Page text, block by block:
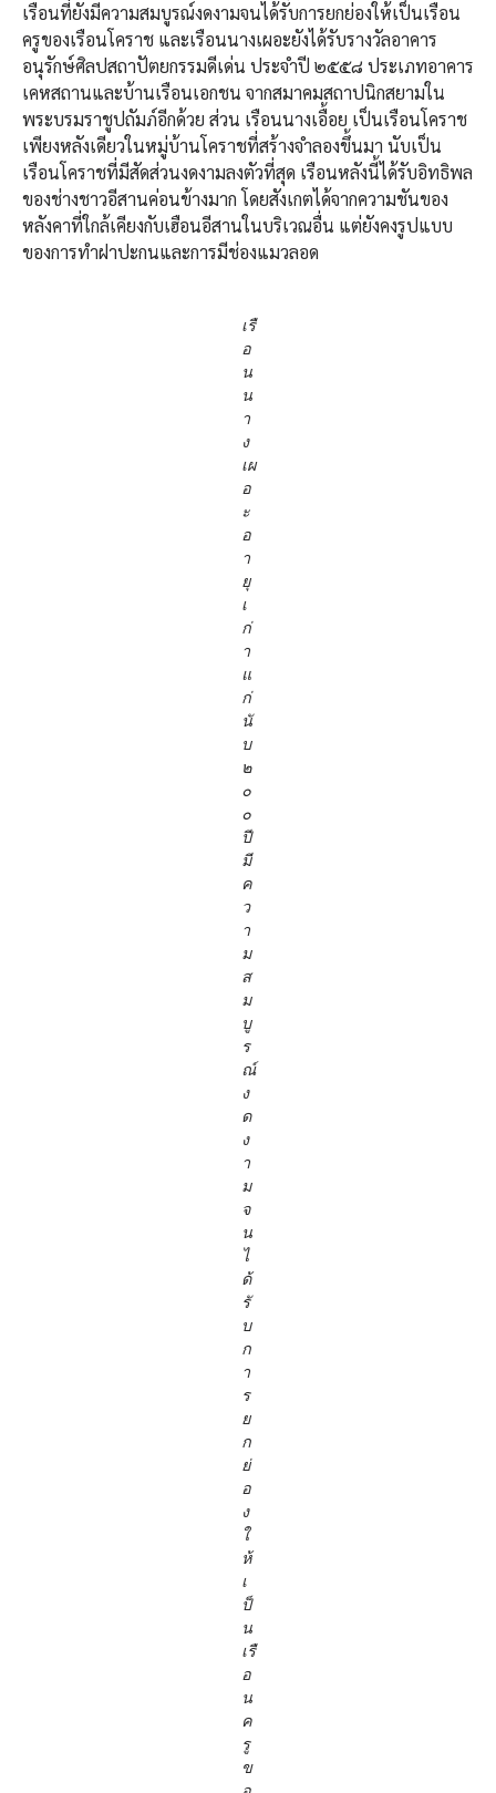
เรือนที่ยังมีความสมบูรณ์งดงามจนได้รับการยกย่องให้เป็นเรือน
ครูของเรือนโคราช และเรือนนางเผอะยังได้รับรางวัลอาคาร
อนุรักษ์ศิลปสถาปัตยกรรมดีเด่น ประจำปี ๒๕๕๘ ประเภทอาคาร
เคหสถานและบ้านเรือนเอกชน จากสมาคมสถาปนิกสยามใน
พระบรมราชูปถัมภ์อีกด้วย ส่วน เรือนนางเอื้อย เป็นเรือนโคราช
เพียงหลังเดียวในหมู่บ้านโคราชที่สร้างจำลองขึ้นมา นับเป็น
เรือนโคราชที่มีสัดส่วนงดงามลงตัวที่สุด เรือนหลังนี้ได้รับอิทธิพล
ของช่างชาวอีสานค่อนข้างมาก โดยสังเกตได้จากความชันของ
หลังคาที่ใกล้เคียงกับเฮือนอีสานในบริเวณอื่น แต่ยังคงรูปแบบ
ของการทำฝาปะกนและการมีช่องแมวลอด
เรื
อ
น
น
า
ง
เผ
อ
ะ
อ
า
ยุ
เ
ก่
า
แ
ก่
นั
บ
๒
๐
๐
ปี
มี
ค
ว
า
ม
ส
ม
บู
ร
ณ์
ง
ด
ง
า
ม
จ
น
ไ
ด้
รั
บ
ก
า
ร
ย
ก
ย่
อ
ง
ใ
ห้
เ
ป็
น
เรื
อ
น
ค
รู
ข